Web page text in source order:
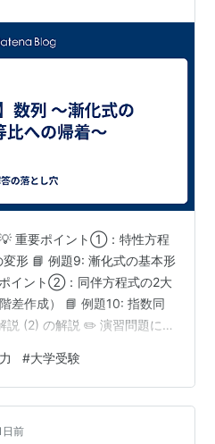
重要ポイント①：特性方程
形 📘 例題9: 漸化式の基本形
ポイント②：同伴方程式の2大
差作成） 📘 例題10: 指数同
説 (2) の解説 ✏️ 演習問題にチ
階差）】 ［解法1：等比数
］ ［解法2：階差数列を作
・まとめ みなさん、こんに
習シリーズ、第5日目です！
#大学受験
日前